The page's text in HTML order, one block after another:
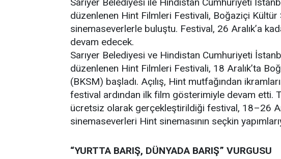
düzenlenen Hint Filmleri Festivali, Boğaziçi Kültür
sinemaseverlerle buluştu. Festival, 26 Aralık’a
devam edecek.
Sarıyer Belediyesi ve Hindistan Cumhuriyeti
düzenlenen Hint Filmleri Festivali, 18 Aralık’ta
(BKSM) başladı. Açılış, Hint mutfağından
festival ardından ilk film gösterimiyle devam etti.
ücretsiz olarak gerçekleştirildiği festival, 18–26
sinemaseverleri Hint sinemasının seçkin
“YURTTA BARIŞ, DÜNYADA BARIŞ” VURGUSU